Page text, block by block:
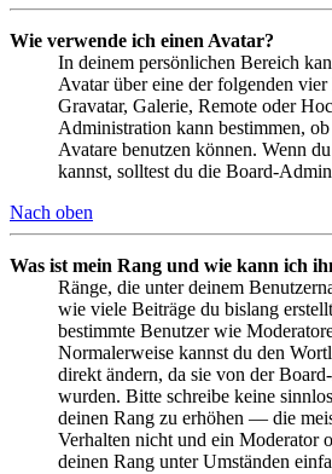
Wie verwende ich einen Avatar?
In deinem persönlichen Bereich
Avatar über eine der folgenden
Gravatar, Galerie, Remote oder
Administration kann bestimmen,
Avatare benutzen können. Wenn
kannst, solltest du die Board-
Nach oben
Was ist mein Rang und wie kann ich
Ränge, die unter deinem
wie viele Beiträge du bislang
bestimmte Benutzer wie
Normalerweise kannst du den
direkt ändern, da sie von der
wurden. Bitte schreibe keine
deinen Rang zu erhöhen — die
Verhalten nicht und ein Moderator
deinen Rang unter Umständen